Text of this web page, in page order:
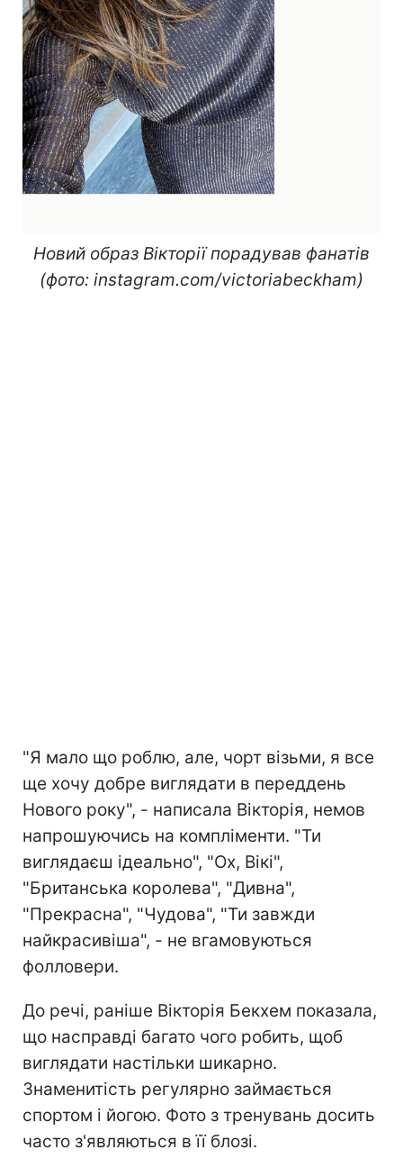
Новий образ Вікторії порадував фанатів
(фото: instagram.com/victoriabeckham)
"Я мало що роблю, але, чорт візьми, я все
ще хочу добре виглядати в переддень
Нового року", - написала Вікторія, немов
напрошуючись на компліменти. "Ти
виглядаєш ідеально", "Ох, Вікі",
"Британська королева", "Дивна",
"Прекрасна", "Чудова", "Ти завжди
найкрасивіша", - не вгамовуються
фолловери.
До речі, раніше Вікторія Бекхем показала,
що насправді багато чого робить, щоб
виглядати настільки шикарно.
Знаменитість регулярно займається
спортом і йогою. Фото з тренувань досить
часто з'являються в її блозі.